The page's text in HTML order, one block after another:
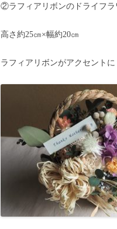
②ラフィアリボンのドライフ
高さ約25㎝×幅約20㎝
ラフィアリボンがアクセント